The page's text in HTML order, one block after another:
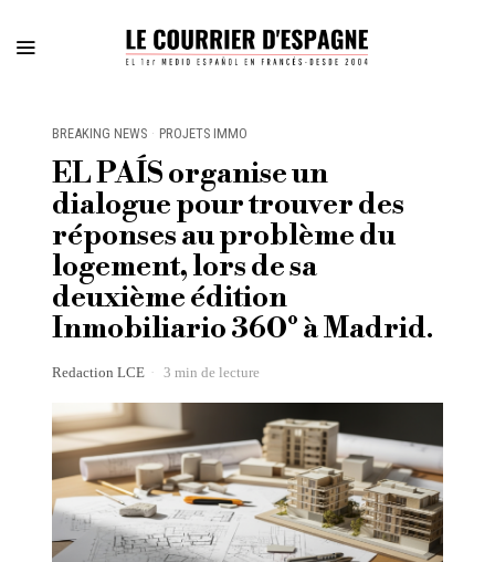
BREAKING NEWS · PROJETS IMMO
EL PAÍS organise un
dialogue pour trouver des
réponses au problème du
logement, lors de sa
deuxième édition
Inmobiliario 360º à Madrid.
Redaction LCE 3 min de lecture